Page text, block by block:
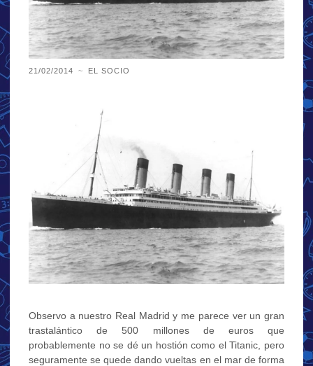
21/02/2014 ~ EL SOCIO
Observo a nuestro Real Madrid y me parece ver un gran
trastalántico de 500 millones de euros que
probablemente no se dé un hostión como el Titanic, pero
seguramente se quede dando vueltas en el mar de forma